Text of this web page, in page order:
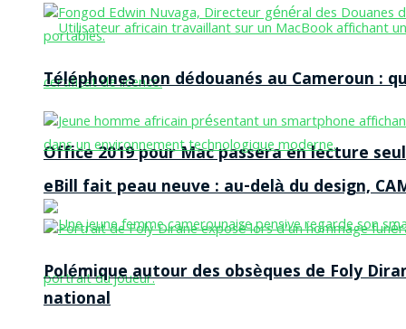
Office 2019 pour Mac passera en lecture
Téléphones non dédouanés au Cameroun :
eBill fait peau neuve : au-delà du design,
Polémique autour des obsèques de Foly
national